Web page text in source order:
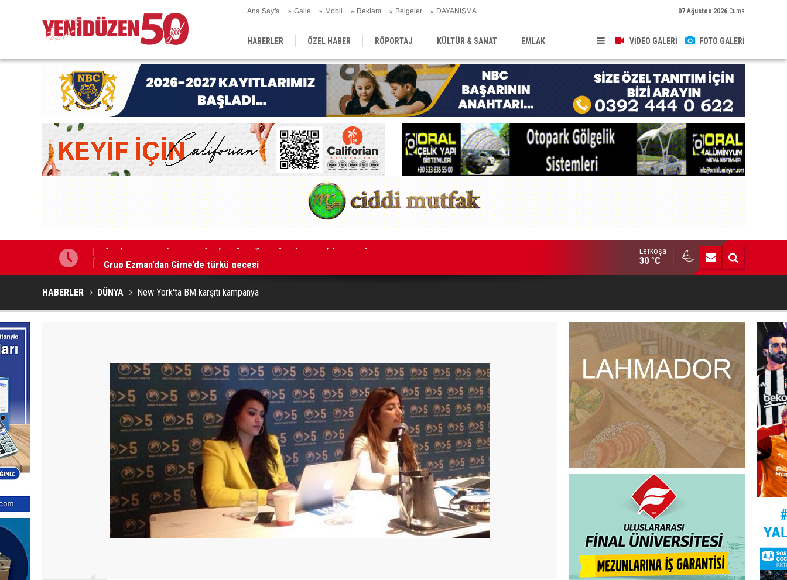
Ana Sayfa Gaile Mobil Reklam Belgeler DAYANIŞMA 07 Ağustos 2026 Cuma
VİDEO GALERİ FOTO GALERİ
HABERLER ÖZEL HABER RÖPORTAJ KÜLTÜR & SANAT EMLAK
EĞİTİM YEREL YÖNETİM DERGİLER SEKTÖR
Kıbrıs’ın güneyinde yıllık enflasyon temmuzda yüzde 2,9 oldu
Lefkoşa
30 °C
HABERLER DÜNYA New York'ta BM karşıtı kampanya